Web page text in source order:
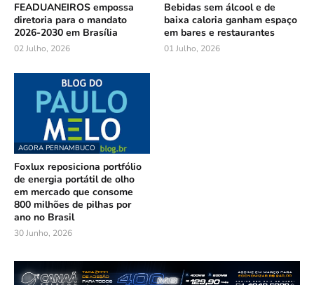
FEADUANEIROS empossa
diretoria para o mandato
2026-2030 em Brasília
02 Julho, 2026
Bebidas sem álcool e de
baixa caloria ganham espaço
em bares e restaurantes
01 Julho, 2026
AGORA PERNAMBUCO
Foxlux reposiciona portfólio
de energia portátil de olho
em mercado que consome
800 milhões de pilhas por
ano no Brasil
30 Junho, 2026